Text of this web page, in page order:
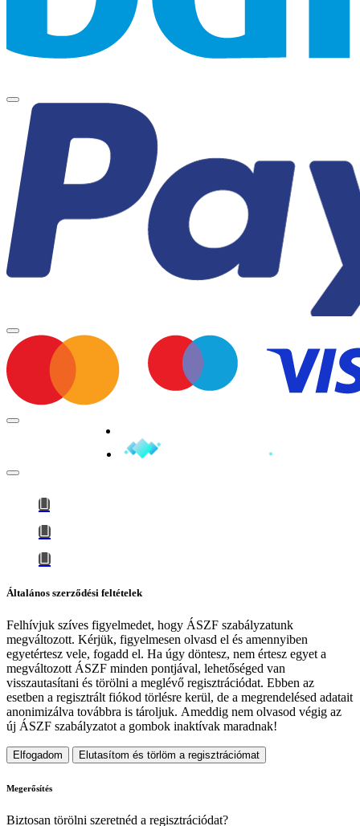
Általános szerződési feltételek
Felhívjuk szíves figyelmedet, hogy ÁSZF szabályzatunk
megváltozott. Kérjük, figyelmesen olvasd el és amennyiben
egyetértesz vele, fogadd el. Ha úgy döntesz, nem értesz egyet a
megváltozott ÁSZF minden pontjával, lehetőséged van
visszautasítani és törölni a meglévő regisztrációdat. Ebben az
esetben a regisztrált fiókod törlésre kerül, de a megrendelésed adatait
anonimizálva továbbra is tároljuk. Ameddig nem olvasod végig az
új ÁSZF szabályzatot a gombok inaktívak maradnak!
Elfogadom Elutasítom és törlöm a regisztrációmat
Megerősítés
Biztosan törölni szeretnéd a regisztrációdat?